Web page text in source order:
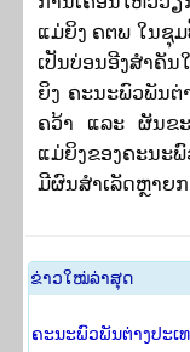
ແມ່ຍິງ ຄຕພ ໃນຊຸມ
ເປັນບ່ອນອີງສຳຄັ
ຍິງ ຄະນະພົວພັນຕ່
ຄວ້າ ແລະ ຜັນຂະ
ແມ່ຍິງຂອງຄະນະ
ມີຜົນສໍາເລັດຫຼາຍກ
​ຂ່າວ​ໃໝ່​ລ່າ​ສຸດ
ຄະນະພົວພັນຕ່າງປະເ